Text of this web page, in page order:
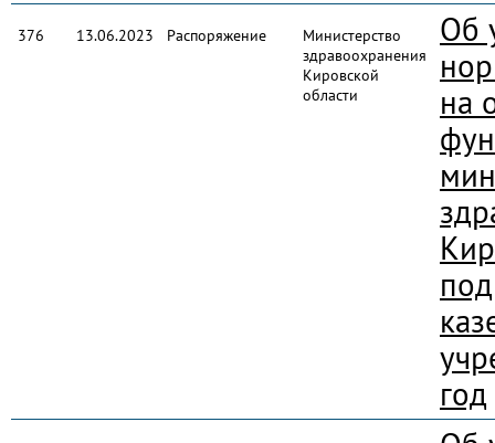
376 13.06.2023 Распоряжение
Министерство
здравоохранения
Кировской
области
Об
на
год